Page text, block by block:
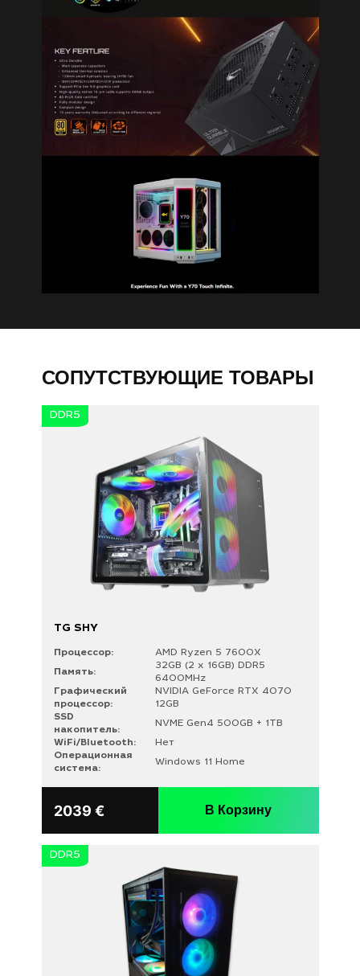
СОПУТСТВУЮЩИЕ ТОВАРЫ
DDR5
TG SHY
Процессор:
AMD Ryzen 5 7600X
Память:
32GB (2 x 16GB) DDR5
6400MHz
Графический
процессор:
NVIDIA GeForce RTX 4070
12GB
SSD
накопитель:
NVME Gen4 500GB + 1TB
WiFi/Bluetooth:
Нет
Операционная
система:
Windows 11 Home
2039 € В Корзину
DDR5